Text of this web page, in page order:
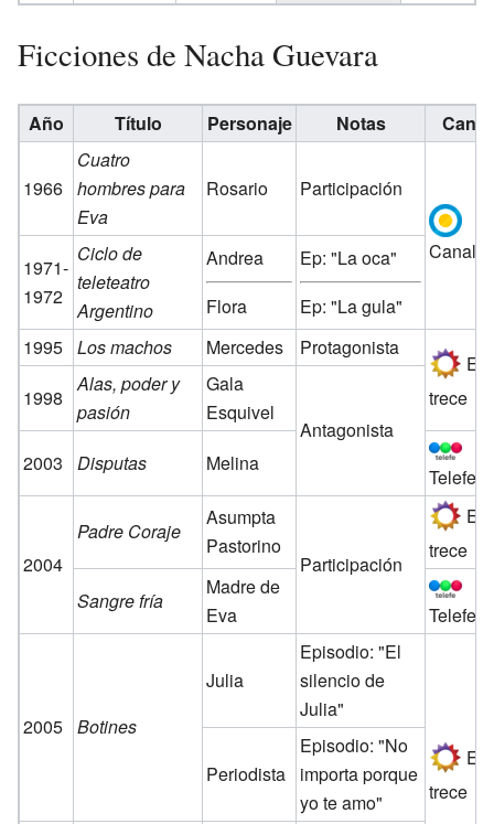
Ficciones de Nacha Guevara
Año Título Personaje Notas Canal
1966
Cuatro
hombres para
Eva
Rosario Participación
Canal 7
1971-
1972
Ciclo de
teleteatro
Argentino
Andrea
Flora
Ep: "La oca"
Ep: "La gula"
1995 Los machos Mercedes Protagonista
El
trece
1998
Alas, poder y
pasión
Gala
Esquivel
Antagonista
2003
Disputas Melina
Telefe
2004
Padre Coraje
Asumpta
Pastorino
Participación
El
trece
Sangre fría
Madre de
Eva
Telefe
2005 Botines
Julia
Episodio: "El
silencio de
Julia"
El
trece
Periodista
Episodio: "No
importa porque
yo te amo"